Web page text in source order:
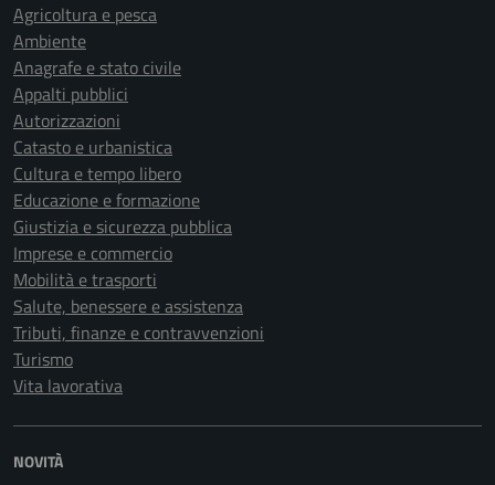
Agricoltura e pesca
Ambiente
Anagrafe e stato civile
Appalti pubblici
Autorizzazioni
Catasto e urbanistica
Cultura e tempo libero
Educazione e formazione
Giustizia e sicurezza pubblica
Imprese e commercio
Mobilità e trasporti
Salute, benessere e assistenza
Tributi, finanze e contravvenzioni
Turismo
Vita lavorativa
NOVITÀ